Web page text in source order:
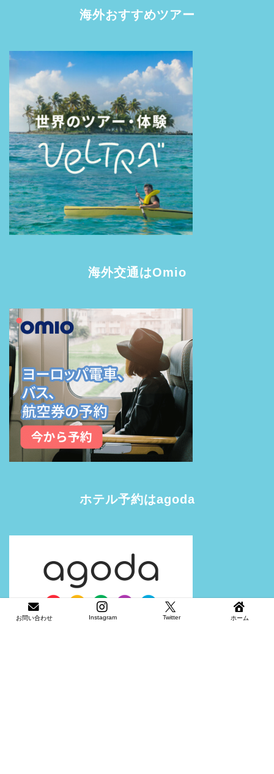
海外おすすめツアー
海外交通はOmio
ホテル予約はagoda
お問い合わせ Instagram Twitter ホーム